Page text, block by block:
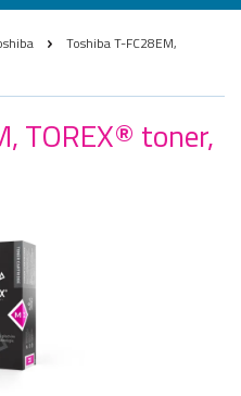
Toshiba T-FC28EM,
TOREX® toner,